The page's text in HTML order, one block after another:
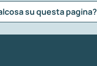
su questa pagina?